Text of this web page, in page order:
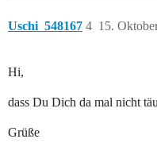
Uschi_548167 15.
4
Hi,
dass Du Dich da mal nicht
Grüße